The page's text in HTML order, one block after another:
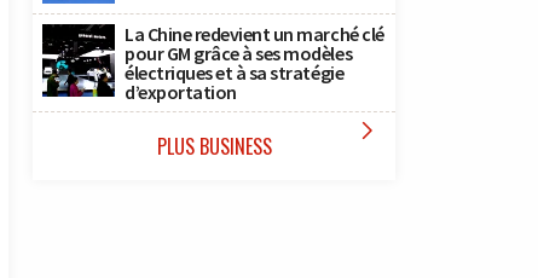
La Chine redevient un marché clé
pour GM grâce à ses modèles
électriques et à sa stratégie
d’exportation
PLUS BUSINESS 